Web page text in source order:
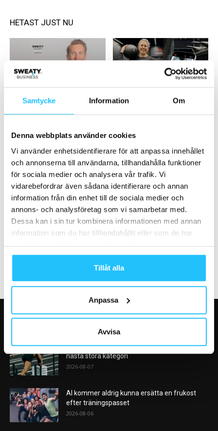
Samtycke Information Om
Denna webbplats använder cookies
Vi använder enhetsidentifierare för att anpassa innehållet
och annonserna till användarna, tillhandahålla funktioner
för sociala medier och analysera vår trafik. Vi
vidarebefordrar även sådana identifierare och annan
information från din enhet till de sociala medier och
annons- och analysföretag som vi samarbetar med.
Dessa kan i sin tur kombinera informationen med annan
information som du har tillhandahållit eller som de har
Tillåt alla
Anpassa
Avvisa
HETAST JUST NU
Gym
Johan Arnerlind, Eleiko –
Business
tillväxt redan innan...
Business
Onlinecoachingplattformen
Lenus köper upp konkurrenten
Business
Concept köper in sig i
NovaSecur
Nike satsar på hybridträning när Hyrox formar
nästa stora kategori
2026-08-07
AI kommer aldrig kunna ersätta en frukost
efter träningspasset
2026-08-06